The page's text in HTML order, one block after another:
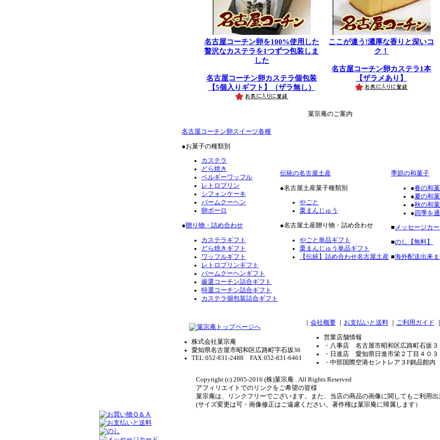
名古屋コーチン卵を100%使用した
贅沢なカステラを1つずつ包装しま
した
名古屋コーチン卵カステラ個包装
【5個入りギフト】（ザラ無し）
ここが違う!濃厚な香りと深いコ
ク！
名古屋コーチン卵カステラ1本
【ザラメあり】
菓宗庵のご案内
名古屋コーチン卵スイーツ各種
●お菓子の種類別
カステラ
どら焼き
ベルギーワッフル
レトロプリン
シフォンケーキ
バームクーヘン
卵ボーロ
●贈り物・詰め合わせ
カステラギフト
どら焼きギフト
ワッフルギフト
レトロプリンギフト
バームクーヘンギフト
厳選コーチン詰合ギフト
特選コーチン詰合ギフト
カステラ個包装詰合ギフト
伝統の名古屋土産
●名古屋土産菓子種類別
やごと
栗まんじゅう
●名古屋土産贈り物・詰め合わせ
やごと単品ギフト
栗まんじゅう単品ギフト
【伝統】詰め合わせ名古屋土産
季節の和菓子
●春の和
●夏の和
●秋の和
●四季を
■ メッセージカー
■のし【無料】
■海外配送出来
株式会社菓宗庵
愛知県名古屋市昭和区広路町字石坂36
TEL:052-831-2488 FAX:052-831-6461
｜ 会社概要｜ お支払いと送料｜ ご利用ガイド ｜
営業店舗情報
・八事店 名古屋市昭和区広路町石坂３
・日進店 愛知県日進市栄２丁目４０３
・中部国際空港セントレア３F銘品館内
Copyright (c) 2005-2016 (株)菓宗庵 . All Rights Reserved
アフィリエイトでのリンクをご希望の皆様
菓宗庵は、リンクフリーでございます。また、当店の商品の画像に関してもご利用出
(サイズ変更は可・画像修正はご遠慮ください。著作権は菓宗庵に帰属します）